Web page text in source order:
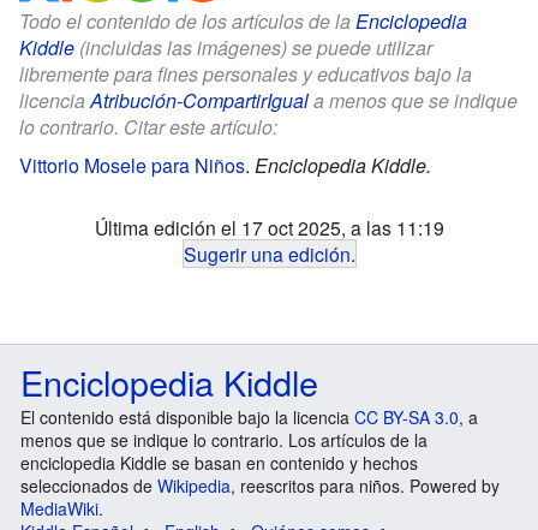
Todo el contenido de los artículos de la Enciclopedia
Kiddle (incluidas las imágenes) se puede utilizar
libremente para fines personales y educativos bajo la
licenciaAtribución-CompartirIguala menos que se indique
lo contrario. Citar este artículo:
Vittorio Mosele para Niños. Enciclopedia Kiddle.
Última edición el 17 oct 2025, a las 11:19
Sugerir una edición.
Enciclopedia Kiddle
El contenido está disponible bajo la licencia CC BY-SA 3.0, a
menos que se indique lo contrario. Los artículos de la
enciclopedia Kiddle se basan en contenido y hechos
seleccionados de Wikipedia, reescritos para niños. Powered by
MediaWiki.